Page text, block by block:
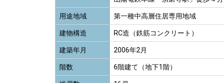
用途地域 第一種中高層住居専用地域
建物構造 RC造（鉄筋コンクリート）
建築年月 2006年2月
階数 6階建て（地下1階）